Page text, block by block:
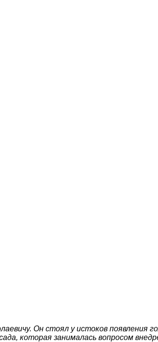
Он стоял у истоков появления
которая занималась вопросом